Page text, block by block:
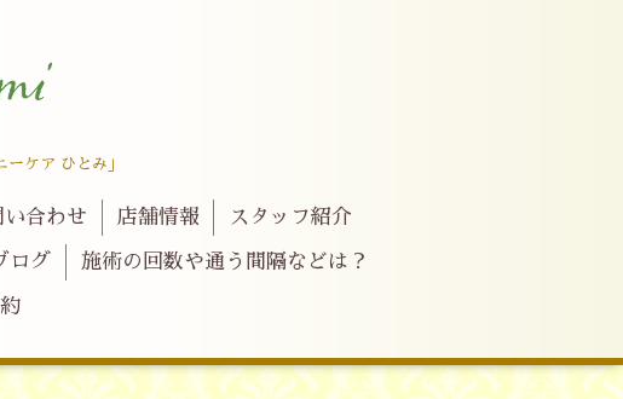
ケア ひとみ」
い合わせ 店舗情報 スタッフ紹介
ログ 施術の回数や通う間隔などは？